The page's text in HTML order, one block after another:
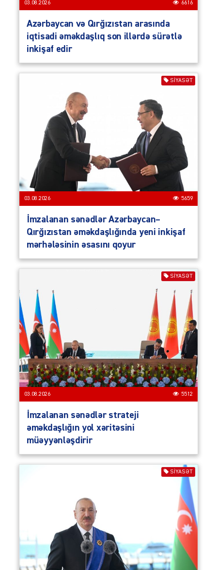
03.08.2026 6616
Azərbaycan və Qırğızıstan arasında
iqtisadi əməkdaşlıq son illərdə sürətlə
inkişaf edir
SIYASƏT
03.08.2026 5659
İmzalanan sənədlər Azərbaycan–
Qırğızıstan əməkdaşlığında yeni inkişaf
mərhələsinin əsasını qoyur
SIYASƏT
03.08.2026 5512
İmzalanan sənədlər strateji
əməkdaşlığın yol xəritəsini
müəyyənləşdirir
SIYASƏT